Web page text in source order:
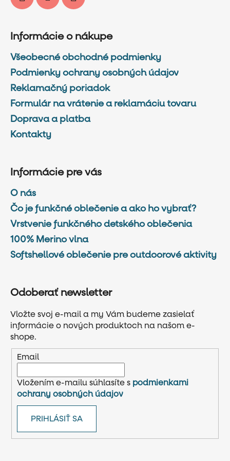
Informácie o nákupe
Všeobecné obchodné podmienky
Podmienky ochrany osobných údajov
Reklamačný poriadok
Formulár na vrátenie a reklamáciu tovaru
Doprava a platba
Kontakty
Informácie pre vás
O nás
Čo je funkčné oblečenie a ako ho vybrať?
Vrstvenie funkčného detského oblečenia
100% Merino vlna
Softshellové oblečenie pre outdoorové aktivity
Odoberať newsletter
Vložte svoj e-mail a my Vám budeme zasielať
informácie o nových produktoch na našom e-
shope.
Email
Vložením e-mailu súhlasíte s podmienkami
ochrany osobných údajov
PRIHLÁSIŤ SA